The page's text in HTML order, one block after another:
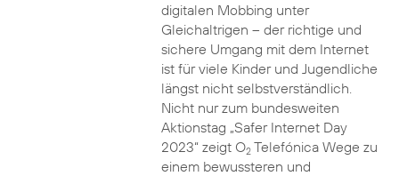
digitalen Mobbing unter
Gleichaltrigen – der richtige und
sichere Umgang mit dem Internet
ist für viele Kinder und Jugendliche
längst nicht selbstverständlich.
Nicht nur zum bundesweiten
Aktionstag „Safer Internet Day
2023“ zeigt O2Telefónica Wege zu
einem bewussteren und